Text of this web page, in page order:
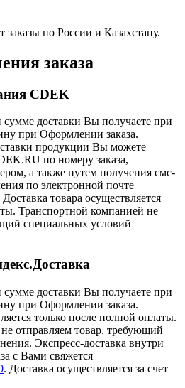
заказы по России и Казахстану.
заказа
CDEK
доставки Вы получаете при
при Оформлении заказа.
продукции Вы можете
по номеру заказа,
а также путем получения смс-
по электронной почте
товара осуществляется
Транспортной компанией не
специальных условий
доставки Вы получаете при
при Оформлении заказа.
только после полной оплаты.
отправляем товар, требующий
Экспресс-доставка внутри
с Вами свяжется
. Доставка осуществляется за счет